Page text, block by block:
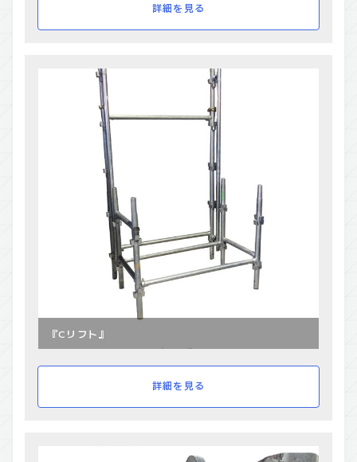
詳細を見る
『Cリフト』
詳細を見る